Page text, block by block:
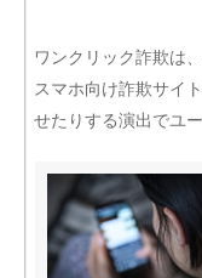
ワンクリック詐欺は
スマホ向け詐欺サイ
せたりする演出でユ